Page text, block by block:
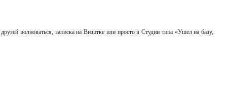
волноваться, записка на Визитке или просто в Студии типа «Ушел на базу,